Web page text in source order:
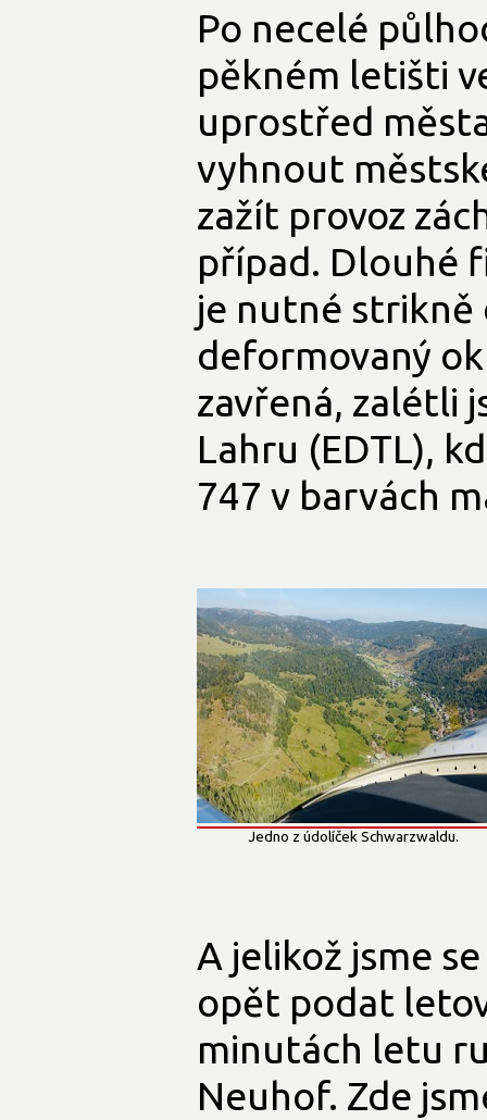
Po necelé
pěkném letišti
uprostřed
vyhnout
zažít provoz
případ. Dlouhé
je nutné
deformovaný
zavřená, zalétli
Lahru (EDTL),
747 v barvách
Jedno z údolíček Schwarzwaldu.
A jelikož jsme
opět podat
minutách letu
Neuhof. Zde